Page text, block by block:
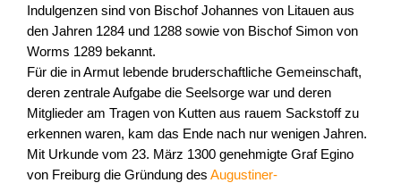
Indulgenzen sind von Bischof Johannes von Litauen aus
den Jahren 1284 und 1288 sowie von Bischof Simon von
Worms 1289 bekannt.
Für die in Armut lebende bruderschaftliche Gemeinschaft,
deren zentrale Aufgabe die Seelsorge war und deren
Mitglieder am Tragen von Kutten aus rauem Sackstoff zu
erkennen waren, kam das Ende nach nur wenigen Jahren.
Mit Urkunde vom 23. März 1300 genehmigte Graf Egino
von Freiburg die Gründung des Augustiner-